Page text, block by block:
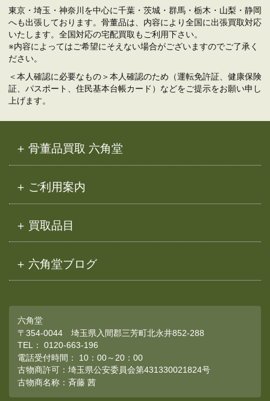
東京・埼玉・神奈川を中心に千葉・茨城・群馬・栃木・山梨・静岡
へも出張しております。骨董品は、内容により全国に出張買取対応
いたします。全国対応の宅配買取もご利用下さい。
※内容によってはご希望にそえない場合がございますのでご了承く
ださい。
＜本人確認に必要なもの＞本人確認のため（運転免許証、健康保険
証、パスポート、住民基本台帳カード）などをご提示をお願い申し
上げます。
骨董品買取 六角堂
ご利用案内
買取品目
六角堂ブログ
六角堂
〒354-0044 埼玉県入間郡三芳町北永井852-288
TEL： 0120-663-196
電話受付時間： 10：00～20：00
古物商許可：埼玉県公安委員会第431330021824号
古物商名称：斉藤 茜